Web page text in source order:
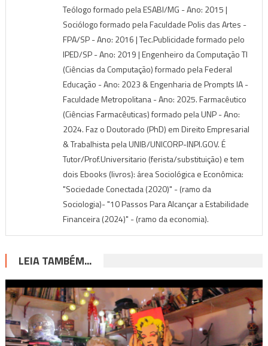
Teólogo formado pela ESABI/MG - Ano: 2015 |
Sociólogo formado pela Faculdade Polis das Artes -
FPA/SP - Ano: 2016 | Tec.Publicidade formado pelo
IPED/SP - Ano: 2019 | Engenheiro da Computação TI
(Ciências da Computação) formado pela Federal
Educação - Ano: 2023 & Engenharia de Prompts IA -
Faculdade Metropolitana - Ano: 2025. Farmacêutico
(Ciências Farmacêuticas) formado pela UNP - Ano:
2024. Faz o Doutorado (PhD) em Direito Empresarial
& Trabalhista pela UNIB/UNICORP-INPI.GOV. É
Tutor/Prof.Universitario (ferista/substituição) e tem
dois Ebooks (livros): área Sociológica e Econômica:
"Sociedade Conectada (2020)" - (ramo da
Sociologia)- "10 Passos Para Alcançar a Estabilidade
Financeira (2024)" - (ramo da economia).
LEIA TAMBÉM...